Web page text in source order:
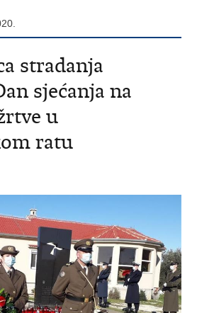
stradanja
sjećanja na
u
ratu